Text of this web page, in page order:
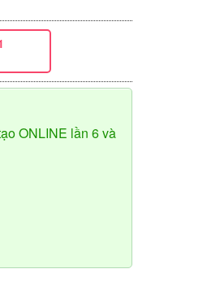
ONLINE lần 6 và